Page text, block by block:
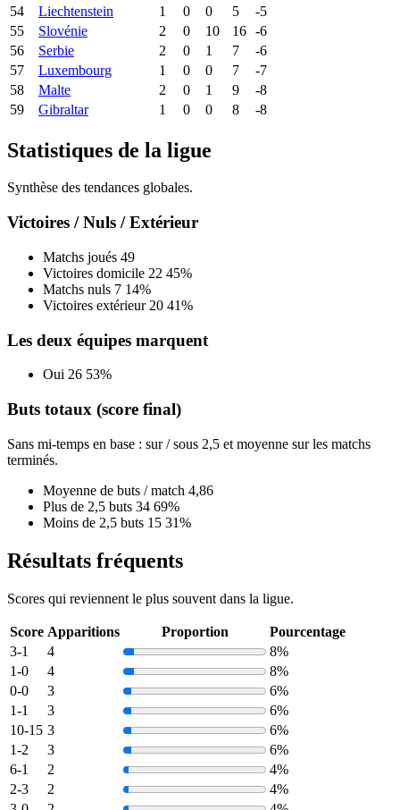
54
Liechtenstein 1 0 0 5
-5
55
Slovénie 2 0 10 16 -6
56
Serbie 2 0 1 7
-6
57
Luxembourg 1 0 0 7
-7
58
Malte 2 0 1 9
-8
59
Gibraltar 1 0 0 8 -8
Statistiques de la ligue
Synthèse des tendances globales.
Victoires / Nuls / Extérieur
Matchs joués 49
Victoires domicile 22 45%
Matchs nuls 7 14%
Victoires extérieur 20 41%
Les deux équipes marquent
Oui 26 53%
Buts totaux (score final)
Sans mi-temps en base : sur / sous 2,5 et moyenne sur les matchs
terminés.
Moyenne de buts / match 4,86
Plus de 2,5 buts 34 69%
Moins de 2,5 buts 15 31%
Résultats fréquents
Scores qui reviennent le plus souvent dans la ligue.
Score Apparitions Proportion
Pourcentage
3-1
4
8%
1-0
4
8%
0-0
3
6%
1-1
3
6%
10-15 3
6%
1-2
3
6%
6-1
2
4%
2-3
2
4%